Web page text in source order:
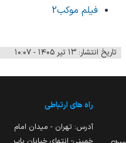
فیلم موکب2
تاریخ انتشار: ۱۳ تیر ۱۴۰۵ - ۱۰:۰۷
راه های ارتباطی
آدرس: تهران - میدان امام